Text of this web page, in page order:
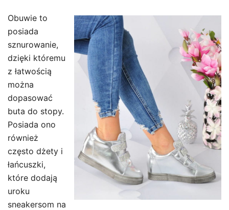
Obuwie to
posiada
sznurowanie,
dzięki któremu
z łatwością
można
dopasować
buta do stopy.
Posiada ono
również
często dżety i
łańcuszki,
które dodają
uroku
sneakersom na